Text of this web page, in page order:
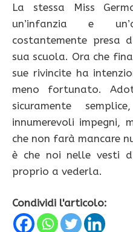
La stessa Miss
un’infanzia e
costantemente
sua scuola. Ora che
sue rivincite ha
meno fortunato.
sicuramente
innumerevoli impegni,
che non farà mancare
è che noi nelle vesti
proprio a vederla.
Condividi l'articolo: